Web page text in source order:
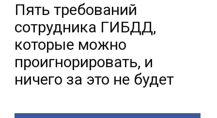
Пять требований
сотрудника ГИБДД,
которые можно
проигнорировать, и
ничего за это не будет